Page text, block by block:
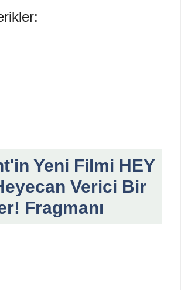
Yeni Filmi HEY
Verici Bir
Fragmanı